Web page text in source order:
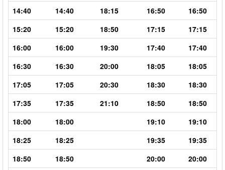
14:40
14:40 18:15 16:50
16:50
15:20
15:20 18:50 17:15
17:15
16:00
16:00 19:30 17:40
17:40
16:30
16:30 20:00 18:05
18:05
17:05
17:05 20:30 18:30
18:30
17:35
17:35 21:10 18:50
18:50
18:00
18:00 19:10
19:10
18:25
18:25 19:35
19:35
18:50
18:50 20:00
20:00